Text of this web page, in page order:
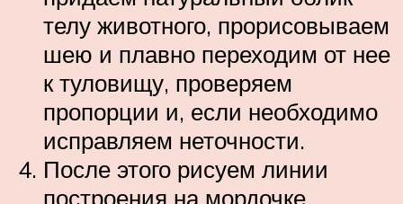
телу животного, прорисовываем
шею и плавно переходим от нее
к туловищу, проверяем
пропорции и, если необходимо
исправляем неточности.
После этого рисуем линии
построения на мордочке,